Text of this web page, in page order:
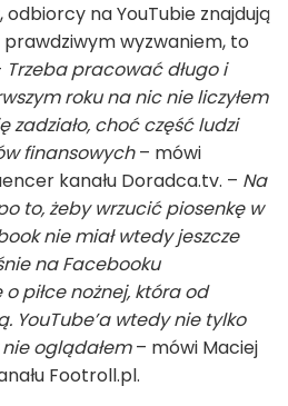
na YouTubie znajdują
prawdziwym wyzwaniem, to
Trzeba pracować długo i
roku na nic nie liczyłem
zadziało, choć część ludzi
finansowych– mówi
kanału Doradca.tv. – Na
to, żeby wrzucić piosenkę w
nie miał wtedy jeszcze
na Facebooku
piłce nożnej, która od
YouTube’a wtedy nie tylko
oglądałem– mówi Maciej
Footroll.pl.